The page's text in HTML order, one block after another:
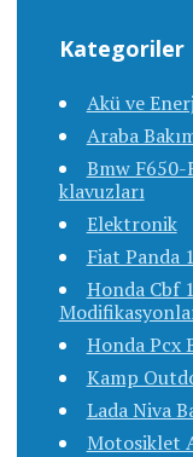
Kategoriler
Akü ve
Araba
Bmw F650-
klavuzları
Elektronik
Fiat Panda
Honda Cbf
Honda Pcx
Kamp
Lada Niva
Motosiklet